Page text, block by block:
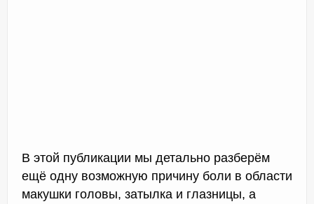
В этой публикации мы детально разберём
ещё одну возможную причину боли в области
макушки головы, затылка и глазницы, а